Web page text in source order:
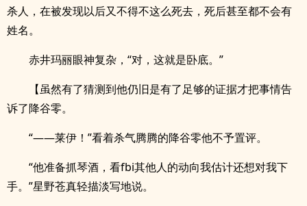
杀人，在被发现以后又不得不这么死去，死后甚至都不会有
姓名。
赤井玛丽眼神复杂，“对，这就是卧底。”
【虽然有了猜测到他仍旧是有了足够的证据才把事情告
诉了降谷零。
“——莱伊！”看着杀气腾腾的降谷零他不予置评。
“他准备抓琴酒，看fbi其他人的动向我估计还想对我下
手。”星野苍真轻描淡写地说。